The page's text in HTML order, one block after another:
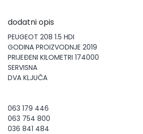
dodatni opis
PEUGEOT 208 1.5 HDI
GODINA PROIZVODNJE 2019
PRIJEĐENI KILOMETRI 174000
SERVISNA
DVA KLJUČA
063 179 446
063 754 800
036 841 484